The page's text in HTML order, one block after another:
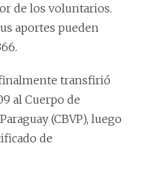
de los voluntarios.
aportes pueden
transfirió
al Cuerpo de
(CBVP), luego
de